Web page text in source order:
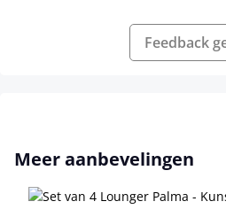
Feedback
Productgalerij overslaan
Meer aanbevelingen